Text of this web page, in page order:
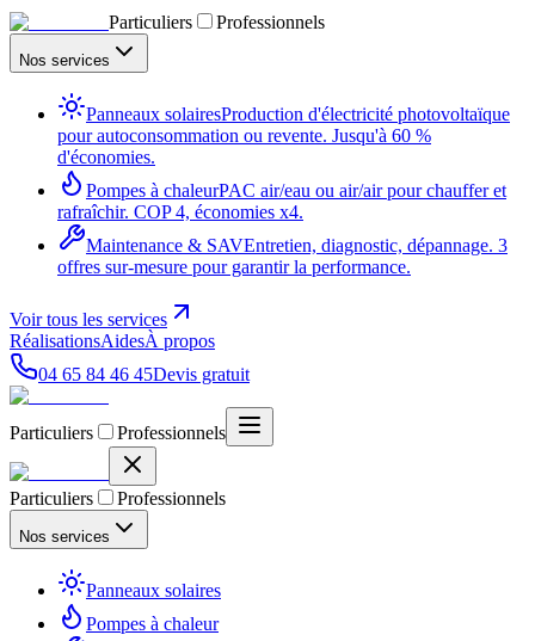
Particuliers Professionnels
Nos services
Panneaux solairesProduction d'électricité photovoltaïque
pour autoconsommation ou revente. Jusqu'à 60 %
d'économies.
Pompes à chaleurPAC air/eau ou air/air pour chauffer et
rafraîchir. COP 4, économies x4.
Maintenance & SAVEntretien, diagnostic, dépannage. 3
offres sur-mesure pour garantir la performance.
Voir tous les services
RéalisationsAidesÀ propos
04 65 84 46 45Devis gratuit
Particuliers Professionnels
Particuliers Professionnels
Nos services
Panneaux solaires
Pompes à chaleur